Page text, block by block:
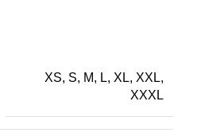
XS, S, M, L, XL, XXL,
XXXL